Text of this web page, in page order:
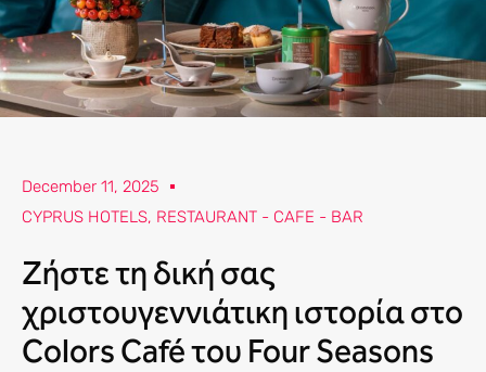
December 11, 2025
CYPRUS HOTELS, RESTAURANT - CAFE - BAR
Ζήστε τη δική σας
χριστουγεννιάτικη ιστορία στο
Colors Café του Four Seasons